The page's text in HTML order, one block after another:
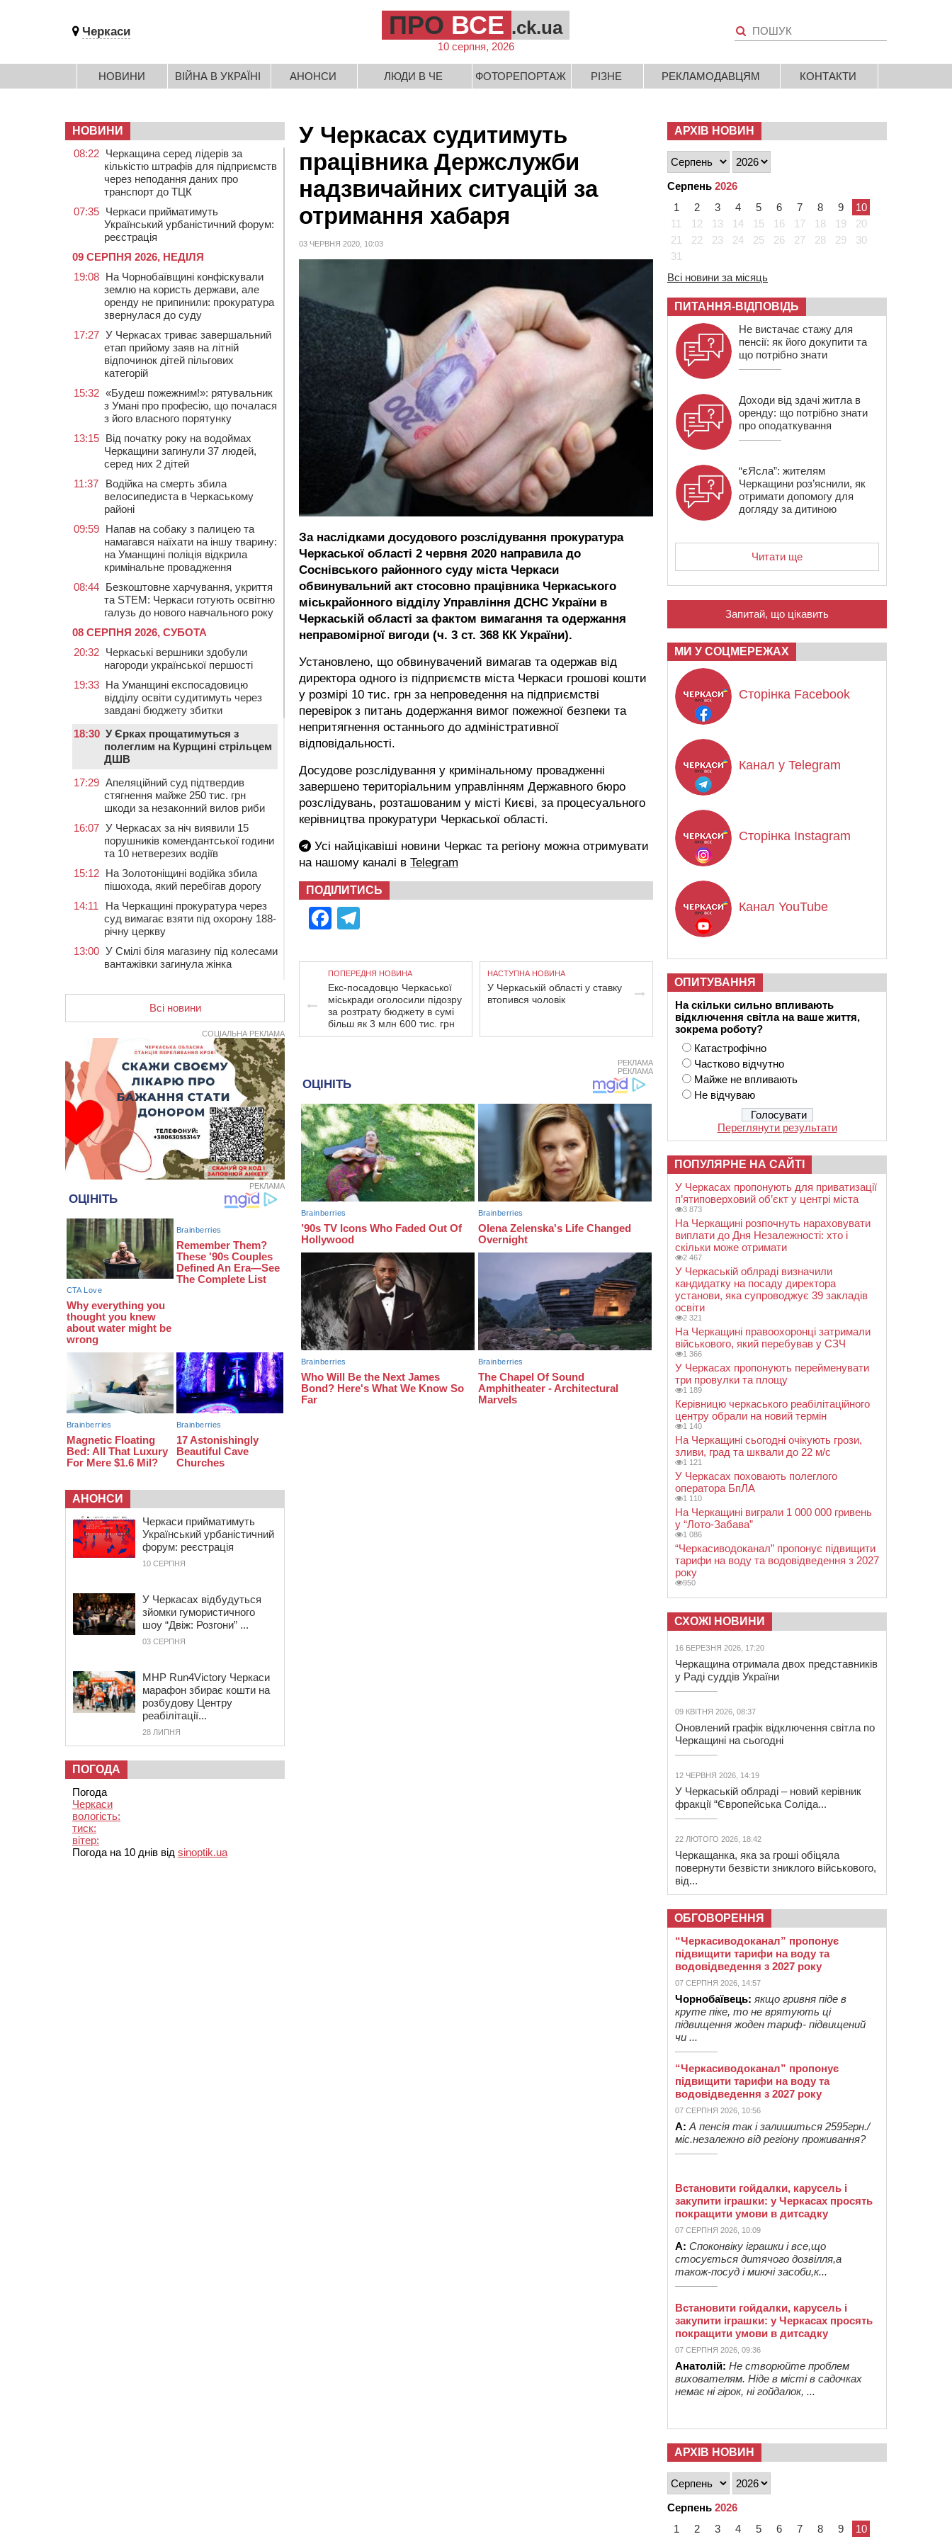
Черкаси ПРО ВСЕ .ck.ua
10 серпня, 2026
НОВИНИ ВІЙНА В УКРАЇНІ АНОНСИ ЛЮДИ В ЧЕ ФОТОРЕПОРТАЖ РІЗНЕ РЕКЛАМОДАВЦЯМ КОНТАКТИ
У Черкасах судитимуть
працівника Держслужби
надзвичайних ситуацій за
отримання хабаря
03 ЧЕРВНЯ 2020, 10:03
За наслідками досудового розслідування прокуратура
Черкаської області 2 червня 2020 направила до
Соснівського районного суду міста Черкаси
обвинувальний акт стосовно працівника Черкаського
міськрайонного відділу Управління ДСНС України в
Черкаській області за фактом вимагання та одержання
неправомірної вигоди (ч. 3 ст. 368 КК України).
Установлено, що обвинувачений вимагав та одержав від
директора одного із підприємств міста Черкаси грошові кошти
у розмірі 10 тис. грн за непроведення на підприємстві
перевірок з питань додержання вимог пожежної безпеки та
непритягнення останнього до адміністративної
відповідальності.
Досудове розслідування у кримінальному провадженні
завершено територіальним управлінням Державного бюро
розслідувань, розташованим у місті Києві, за процесуального
керівництва прокуратури Черкаської області.
Усі найцікавіші новини Черкас та регіону можна отримувати
на нашому каналі в Telegram
ПОДІЛИТИСЬ
Facebook
ПОПЕРЕДНЯ НОВИНА
Екс-посадовцю Черкаської
міськради оголосили підозру
за розтрату бюджету в сумі
більш як 3 млн 600 тис. грн
НАСТУПНА НОВИНА
У Черкаській області у ставку
втопився чоловік
РЕКЛАМА
РЕКЛАМА
НОВИНИ
08:22 Черкащина серед лідерів за
кількістю штрафів для підприємств
через неподання даних про
транспорт до ТЦК
07:35 Черкаси прийматимуть
Український урбаністичний форум:
реєстрація
09 СЕРПНЯ 2026, НЕДІЛЯ
19:08 На Чорнобаївщині конфіскували
землю на користь держави, але
оренду не припинили: прокуратура
звернулася до суду
17:27 У Черкасах триває завершальний
етап прийому заяв на літній
відпочинок дітей пільгових
категорій
15:32 «Будеш пожежним!»: рятувальник
з Умані про професію, що почалася
з його власного порятунку
13:15 Від початку року на водоймах
Черкащини загинули 37 людей,
серед них 2 дітей
11:37
Водійка на смерть збила
велосипедиста в Черкаському
районі
09:59 Напав на собаку з палицею та
намагався наїхати на іншу тварину:
на Уманщині поліція відкрила
кримінальне провадження
08:44 Безкоштовне харчування, укриття
та STEM: Черкаси готують освітню
галузь до нового навчального року
08 СЕРПНЯ 2026, СУБОТА
20:32 Черкаські вершники здобули
нагороди української першості
19:33 На Уманщині експосадовицю
відділу освіти судитимуть через
завдані бюджету збитки
18:30 У Єрках прощатимуться з
полеглим на Курщині стрільцем
ДШВ
17:29 Апеляційний суд підтвердив
стягнення майже 250 тис. грн
шкоди за незаконний вилов риби
16:07 У Черкасах за ніч виявили 15
порушників комендантської години
та 10 нетверезих водіїв
15:12 На Золотоніщині водійка збила
пішохода, який перебігав дорогу
14:11
На Черкащині прокуратура через
суд вимагає взяти під охорону 188-
річну церкву
13:00 У Смілі біля магазину під колесами
вантажівки загинула жінка
приватизації п’ятиповерховий
об’єкт у центрі міста
Не вистачає стажу для пенсії: як
його докупити та що потрібно знати
08:23
У Черкасах виявили низку
недоліків у гуртожитку, де
проживають ВПО
07 СЕРПНЯ 2026, П'ЯТНИЦЯ
20:55
На Черкащині врятували
рідкісного чорного грифа (ФОТО)
20:13
Черкаси виділять близько 20 млн
грн на роботу ліцею “Перспектива”
19:34 На Уманщині суд припинив право
оренди земельних ділянок,
незаконно переданих іноземцем
19:00 Вихователька з Черкас і дві
педагогині з області стали
фіналістками Global Teacher Prize
18:23 Зарядка, йога, сапи та нові
знайомства: у Черкасах закрили
сезон літнього табору для людей
Всі новини
СОЦІАЛЬНА РЕКЛАМА
РЕКЛАМА
АНОНСИ
Черкаси прийматимуть
Український урбаністичний
форум: реєстрація
10 СЕРПНЯ
У Черкасах відбудуться
зйомки гумористичного
шоу “Двіж: Розгони” ...
03 СЕРПНЯ
MHP Run4Victory Черкаси
марафон збирає кошти на
розбудову Центру
реабілітації...
28 ЛИПНЯ
ПОГОДА
Погода
Черкаси
вологість:
тиск:
вітер:
Погода на 10 днів від sinoptik.ua
АРХІВ НОВИН
Серпень 2026
1
2 3 4 5 6 7 8 9
10
11
12 13 14 15 16 17 18 19
20
21
22 23 24 25 26 27 28 29
30
31
Всі новини за місяць
ПИТАННЯ-ВІДПОВІДЬ
Не вистачає стажу для
пенсії: як його докупити та
що потрібно знати
Доходи від здачі житла в
оренду: що потрібно знати
про оподаткування
“єЯсла”: жителям
Черкащини роз’яснили, як
отримати допомогу для
догляду за дитиною
Читати ще
Запитай, що цікавить
МИ У СОЦМЕРЕЖАХ
Сторінка Facebook
Канал у Telegram
Сторінка Instagram
Канал YouTube
ОПИТУВАННЯ
На скільки сильно впливають
відключення світла на ваше життя,
зокрема роботу?
Катастрофічно
Частково відчутно
Майже не впливають
Не відчуваю
Переглянути результати
ПОПУЛЯРНЕ НА САЙТІ
У Черкасах пропонують для приватизації
п’ятиповерховий об’єкт у центрі міста
3 873
На Черкащині розпочнуть нараховувати
виплати до Дня Незалежності: хто і
скільки може отримати
2 467
У Черкаській облраді визначили
кандидатку на посаду директора
установи, яка супроводжує 39 закладів
освіти
2 321
На Черкащині правоохоронці затримали
військового, який перебував у СЗЧ
1 366
У Черкасах пропонують перейменувати
три провулки та площу
1 189
Керівницю черкаського реабілітаційного
центру обрали на новий термін
1 140
На Черкащині сьогодні очікують грози,
зливи, град та шквали до 22 м/с
1 121
У Черкасах поховають полеглого
оператора БпЛА
1 110
На Черкащині виграли 1 000 000 гривень
у “Лото-Забава”
1 086
“Черкасиводоканал” пропонує підвищити
тарифи на воду та водовідведення з 2027
року
950
СХОЖІ НОВИНИ
16 БЕРЕЗНЯ 2026, 17:20
Черкащина отримала двох представників
у Раді суддів України
09 КВІТНЯ 2026, 08:37
Оновлений графік відключення світла по
Черкащині на сьогодні
12 ЧЕРВНЯ 2026, 14:19
У Черкаській облраді – новий керівник
фракції “Європейська Соліда...
22 ЛЮТОГО 2026, 18:42
Черкащанка, яка за гроші обіцяла
повернути безвісти зниклого військового,
від...
ОБГОВОРЕННЯ
“Черкасиводоканал” пропонує
підвищити тарифи на воду та
водовідведення з 2027 року
07 СЕРПНЯ 2026, 14:57
Чорнобаївець: якщо гривня піде в
круте піке, то не врятують ці
підвищення жоден тариф- підвищений
чи ...
“Черкасиводоканал” пропонує
підвищити тарифи на воду та
водовідведення з 2027 року
07 СЕРПНЯ 2026, 10:56
А: А пенсія так і залишиться 2595грн./
міс.незалежно від регіону проживання?
Встановити гойдалки, карусель і
закупити іграшки: у Черкасах просять
покращити умови в дитсадку
07 СЕРПНЯ 2026, 10:09
А: Споконвіку іграшки і все,що
стосується дитячого дозвілля,а
також-посуд і миючі засоби,к...
Встановити гойдалки, карусель і
закупити іграшки: у Черкасах просять
покращити умови в дитсадку
07 СЕРПНЯ 2026, 09:36
Анатолій: Не створюйте проблем
вихователям. Ніде в місті в садочках
немає ні гірок, ні гойдалок, ...
АРХІВ НОВИН
Серпень 2026
1
2 3 4 5 6 7 8 9 10